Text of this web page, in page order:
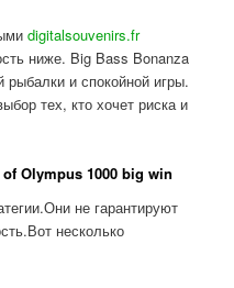
digitalsouvenirs.fr
ниже. Big Bass Bonanza
и спокойной игры.
тех, кто хочет риска и
Olympus 1000 big win
не гарантируют
несколько